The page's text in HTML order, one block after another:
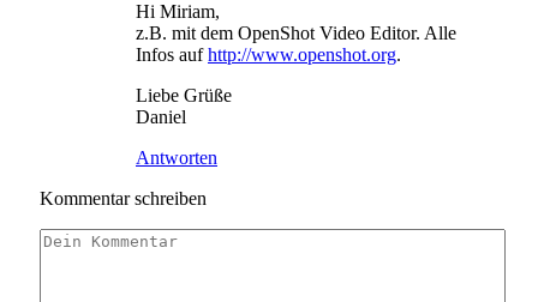
Hi Miriam,
z.B. mit dem OpenShot Video Editor. Alle
Infos aufhttp://www.openshot.org.
Liebe Grüße
Daniel
Antworten
Kommentar schreiben